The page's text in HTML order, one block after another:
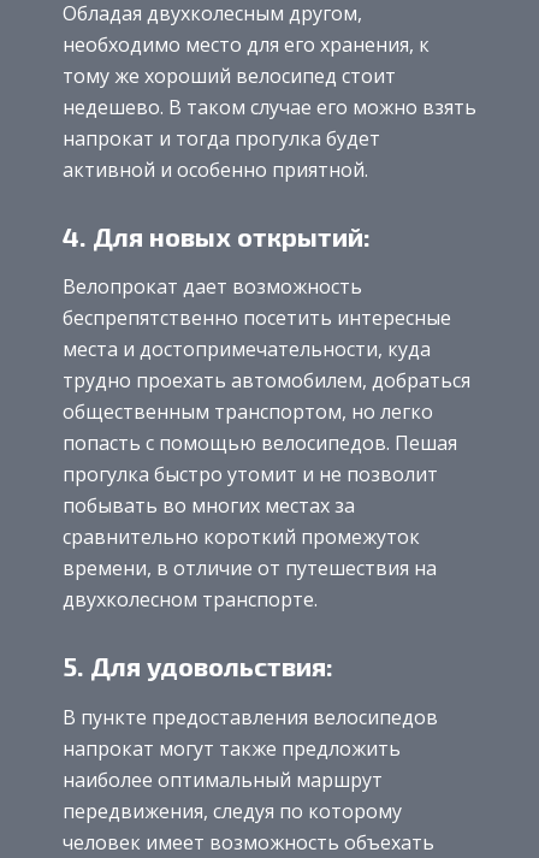
Обладая двухколесным другом,
необходимо место для его хранения, к
тому же хороший велосипед стоит
недешево. В таком случае его можно взять
напрокат и тогда прогулка будет
активной и особенно приятной.
4. Для новых открытий:
Велопрокат дает возможность
беспрепятственно посетить интересные
места и достопримечательности, куда
трудно проехать автомобилем, добраться
общественным транспортом, но легко
попасть с помощью велосипедов. Пешая
прогулка быстро утомит и не позволит
побывать во многих местах за
сравнительно короткий промежуток
времени, в отличие от путешествия на
двухколесном транспорте.
5. Для удовольствия:
В пункте предоставления велосипедов
напрокат могут также предложить
наиболее оптимальный маршрут
передвижения, следуя по которому
человек имеет возможность объехать